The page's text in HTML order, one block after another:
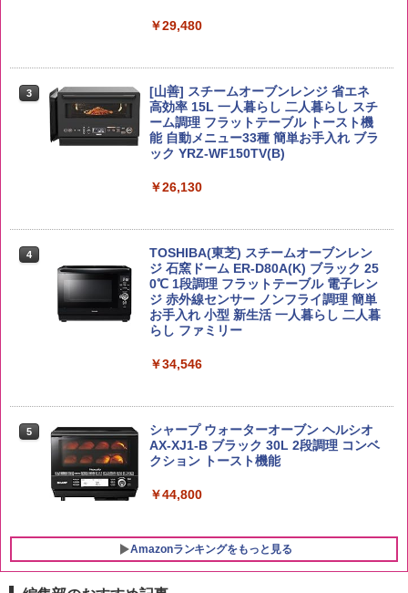
【在庫処分価格】ももたろう印 無洗米 5
by Amazon あきたこまちブレンド 無洗
by Amazon 新潟県産 新潟のお米 無洗米
5kg
￥3,274
￥4,930
容量 4リットル
【数量限定】フロム・ザ・バレル モルト
ウイスキー500ml アサヒ [ 日本 500ml ]
【中元 ギフト プレゼント 贈り物に】
￥4,402
￥3,248
し 塩らーめん 108g×10袋 保存食 備蓄
￥2,323
カップヌードル レギュラー 日清食品 カ
ップ麺 78g×20個
￥3,475
￥29,480
3
[山善] スチームオーブンレンジ 省エネ
高効率 15L 一人暮らし 二人暮らし スチ
ーム調理 フラットテーブル トースト機
能 自動メニュー33種 簡単お手入れ ブラ
ック YRZ-WF150TV(B)
￥26,130
4
TOSHIBA(東芝) スチームオーブンレン
ジ 石窯ドーム ER-D80A(K) ブラック 25
0℃ 1段調理 フラットテーブル 電子レン
ジ 赤外線センサー ノンフライ調理 簡単
お手入れ 小型 新生活 一人暮らし 二人暮
らし ファミリー
￥34,546
5
シャープ ウォーターオーブン ヘルシオ
AX-XJ1-B ブラック 30L 2段調理 コンベ
クション トースト機能
￥44,800
Amazonランキングをもっと見る